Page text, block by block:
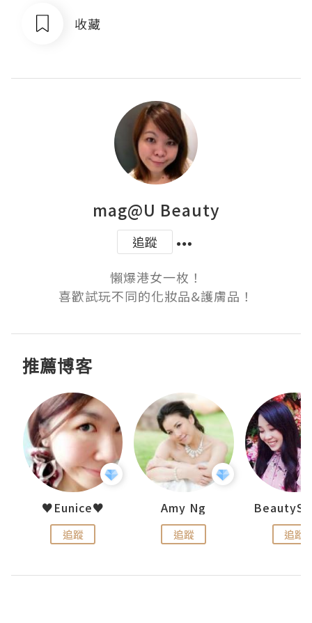
收藏
mag@U Beauty
追蹤
懶爆港女一枚！
喜歡試玩不同的化妝品&護膚品！
推薦博客
♥Eunice♥
追蹤
Amy Ng
追蹤 追蹤